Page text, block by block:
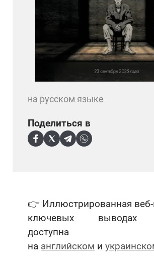
👉 Иллюстрированная веб-
ключевых выводах
доступна
на английском и
на русском языке
Поделиться в